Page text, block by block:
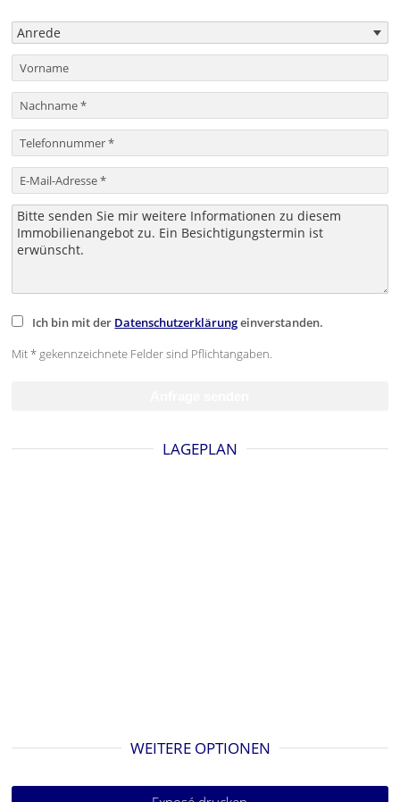
Ich bin mit der Datenschutzerklärungeinverstanden.
Mit * gekennzeichnete Felder sind Pflichtangaben.
LAGEPLAN
WEITERE OPTIONEN